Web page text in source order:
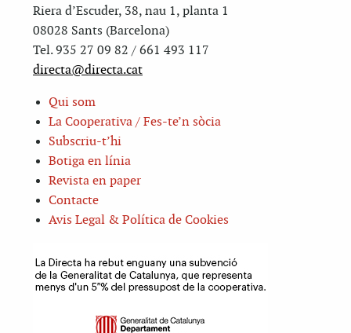
Riera d’Escuder, 38, nau 1, planta 1
08028 Sants (Barcelona)
Tel. 935 27 09 82 / 661 493 117
directa@directa.cat
Qui som
La Cooperativa / Fes-te’n sòcia
Subscriu-t’hi
Botiga en línia
Revista en paper
Contacte
Avis Legal & Política de Cookies